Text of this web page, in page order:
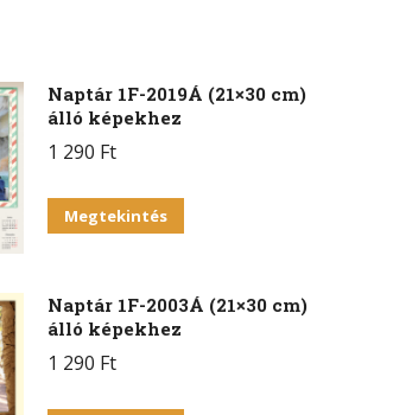
Naptár 1F-2019Á (21×30 cm)
álló képekhez
1 290 Ft
Megtekintés
Naptár 1F-2003Á (21×30 cm)
álló képekhez
1 290 Ft